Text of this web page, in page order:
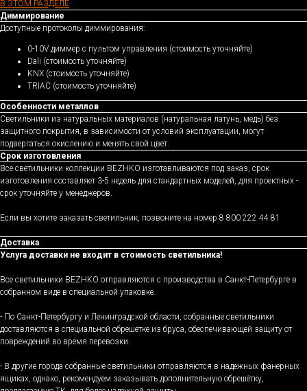
В ЭТОМ РАЗДЕЛЕ
Диммирование
Доступные протоколы диммирования:
0-10V диммер с пультом управления (стоимость уточняйте)
Dali (стоимость уточняйте)
KNX (стоимость уточняйте)
TRIAC (стоимость уточняйте)
Особенности металлов
Светильники из натуральных материалов (натуральная латунь, медь) без
защитного покрытия, в зависимости от условий эксплуатации, могут
подвергаться окислению и менять свой цвет.
Срок изготовления
Все светильники коллекции BEZHKO изготавливаются под заказ, срок
изготовления составляет 3-5 недель для стандартных моделей, для проектных -
срок уточняйте у менеджеров.
Если вы хотите заказать светильник, позвоните на номер 8 800 222 44 81
Доставка
Услуга доставки не входит в стоимость светильника!
Все светильники BEZHKO отправляются с производства в Санкт-Петербурге в
собранном виде в специальной упаковке.
- По Санкт-Петербургу и Ленинградской области, собранные светильники
доставляются в специальной обрешётке из бруса, обеспечивающей защиту от
повреждений во время перевозки.
- В другие города собранные светильники отправляются в надежных фанерных
ящиках, однако, рекомендуем заказывать дополнительную обрешётку,